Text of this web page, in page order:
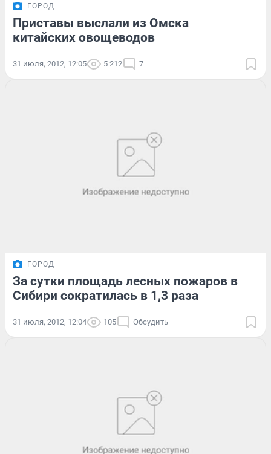
ГОРОД
Приставы выслали из Омска
китайских овощеводов
31 июля, 2012, 12:05 5 212 7
ГОРОД
За сутки площадь лесных пожаров в
Сибири сократилась в 1,3 раза
31 июля, 2012, 12:04 105 Обсудить